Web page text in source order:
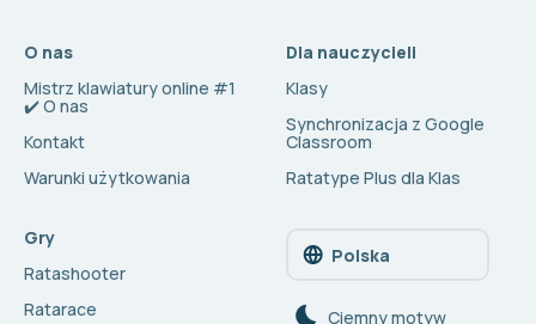
O nas
Mistrz klawiatury online #1
✔️ O nas
Kontakt
Warunki użytkowania
Dla nauczycieli
Klasy
Synchronizacja z Google
Classroom
Ratatype Plus dla Klas
Gry
Ratashooter
Ratarace
Polska
Сiemny motyw